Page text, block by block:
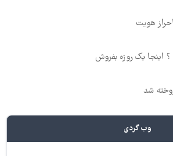
اینجا یک روزه بفروش
شد
وب گردی